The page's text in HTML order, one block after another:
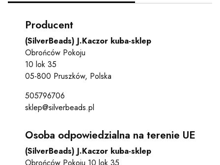
Producent
(SilverBeads) J.Kaczor kuba-sklep
Obrońców Pokoju
10 lok 35
05-800 Pruszków, Polska
505796706
sklep@silverbeads.pl
Osoba odpowiedzialna na terenie UE
(SilverBeads) J.Kaczor kuba-sklep